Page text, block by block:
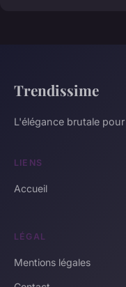
Trendissime
L'élégance brutale
LIENS
Accueil
LÉGAL
Mentions légales